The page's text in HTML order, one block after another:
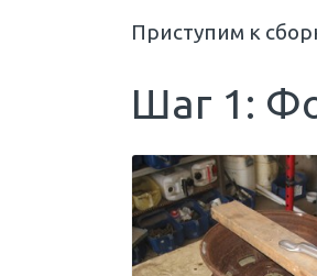
Приступим к
Шаг 1: